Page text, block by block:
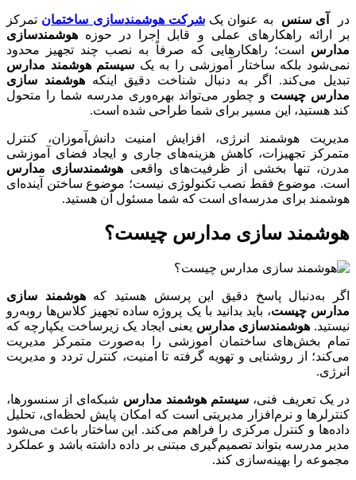
در آی سنس به عنوان یکشرکت هوشمندسازی ساختمان تمرکز
بر ارائه راهکارهای عملی و قابل اجرا در حوزه هوشمندسازی
مدارس است؛ راهکارهایی که صرفاً به نصب چند تجهیز محدود
نمی‌شود بلکه ساختار آموزشی را به یک سیستم هوشمند مدارس
تبدیل می‌کند. اگر به دنبال شناخت دقیق اینکه هوشمند سازی
مدارس چیست و چطور می‌تواند بهره‌وری مدرسه شما را متحول
کند هستید، این مسیر برای شما طراحی شده است.
مدیریت هوشمند انرژی، افزایش امنیت دانش‌آموزان، کنترل
متمرکز تجهیزات، کاهش هزینه‌های جاری و ایجاد فضای آموزشی
مدرن، تنها بخشی از ظرفیت‌های واقعی هوشمندسازی مدارس
است. موضوع فقط نصب تکنولوژی نیست؛ موضوع ساختن آینده‌ای
هوشمند برای مدرسه‌ای است که شما مسئول آن هستید.
هوشمند سازی مدارس چیست؟
اگر به‌دنبال پاسخ دقیق این پرسش هستید کههوشمند سازی
مدارس چیست، باید بدانید با یک پروژه ساده تجهیز کلاس‌ها روبه‌رو
نیستید. هوشمندسازی مدارس یعنی ایجاد یک زیرساخت یکپارچه که
تمام بخش‌های ساختمان آموزشی را به‌صورت متمرکز مدیریت
می‌کند؛ از روشنایی و تهویه گرفته تا امنیت، کنترل تردد و مدیریت
انرژی.
در یک تعریف فنی، سیستم هوشمند مدارس شبکه‌ای از سنسورها،
کنترلرها و نرم‌افزار مدیریتی است که امکان پایش لحظه‌ای، تحلیل
داده‌ها و کنترل مرکزی را فراهم می‌کند. این ساختار باعث می‌شود
مدیر مدرسه بتواند تصمیم‌گیری مبتنی بر داده داشته باشد و عملکرد
مجموعه را بهینه‌سازی کند.